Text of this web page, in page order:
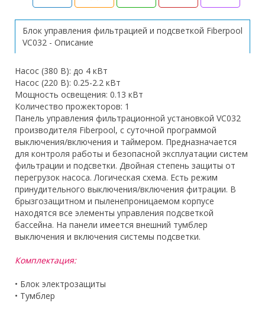
Блок управления фильтрацией и подсветкой Fiberpool
VC032 - Описание
Насос (380 В): до 4 кВт
Насос (220 В): 0.25-2.2 кВт
Мощность освещения: 0.13 кВт
Количество прожекторов: 1
Панель управления фильтрационной установкой VC032
производителя Fiberpool, с суточной программой
выключения/включения и таймером. Предназначается
для контроля работы и безопасной эксплуатации систем
фильтрации и подсветки. Двойная степень защиты от
перегрузок насоса. Логическая схема. Есть режим
принудительного выключения/включения фитрации. В
брызгозащитном и пыленепроницаемом корпусе
находятся все элементы управления подсветкой
бассейна. На панели имеется внешний тумблер
выключения и включения системы подсветки.
Комплектация:
• Блок электрозащиты
• Тумблер